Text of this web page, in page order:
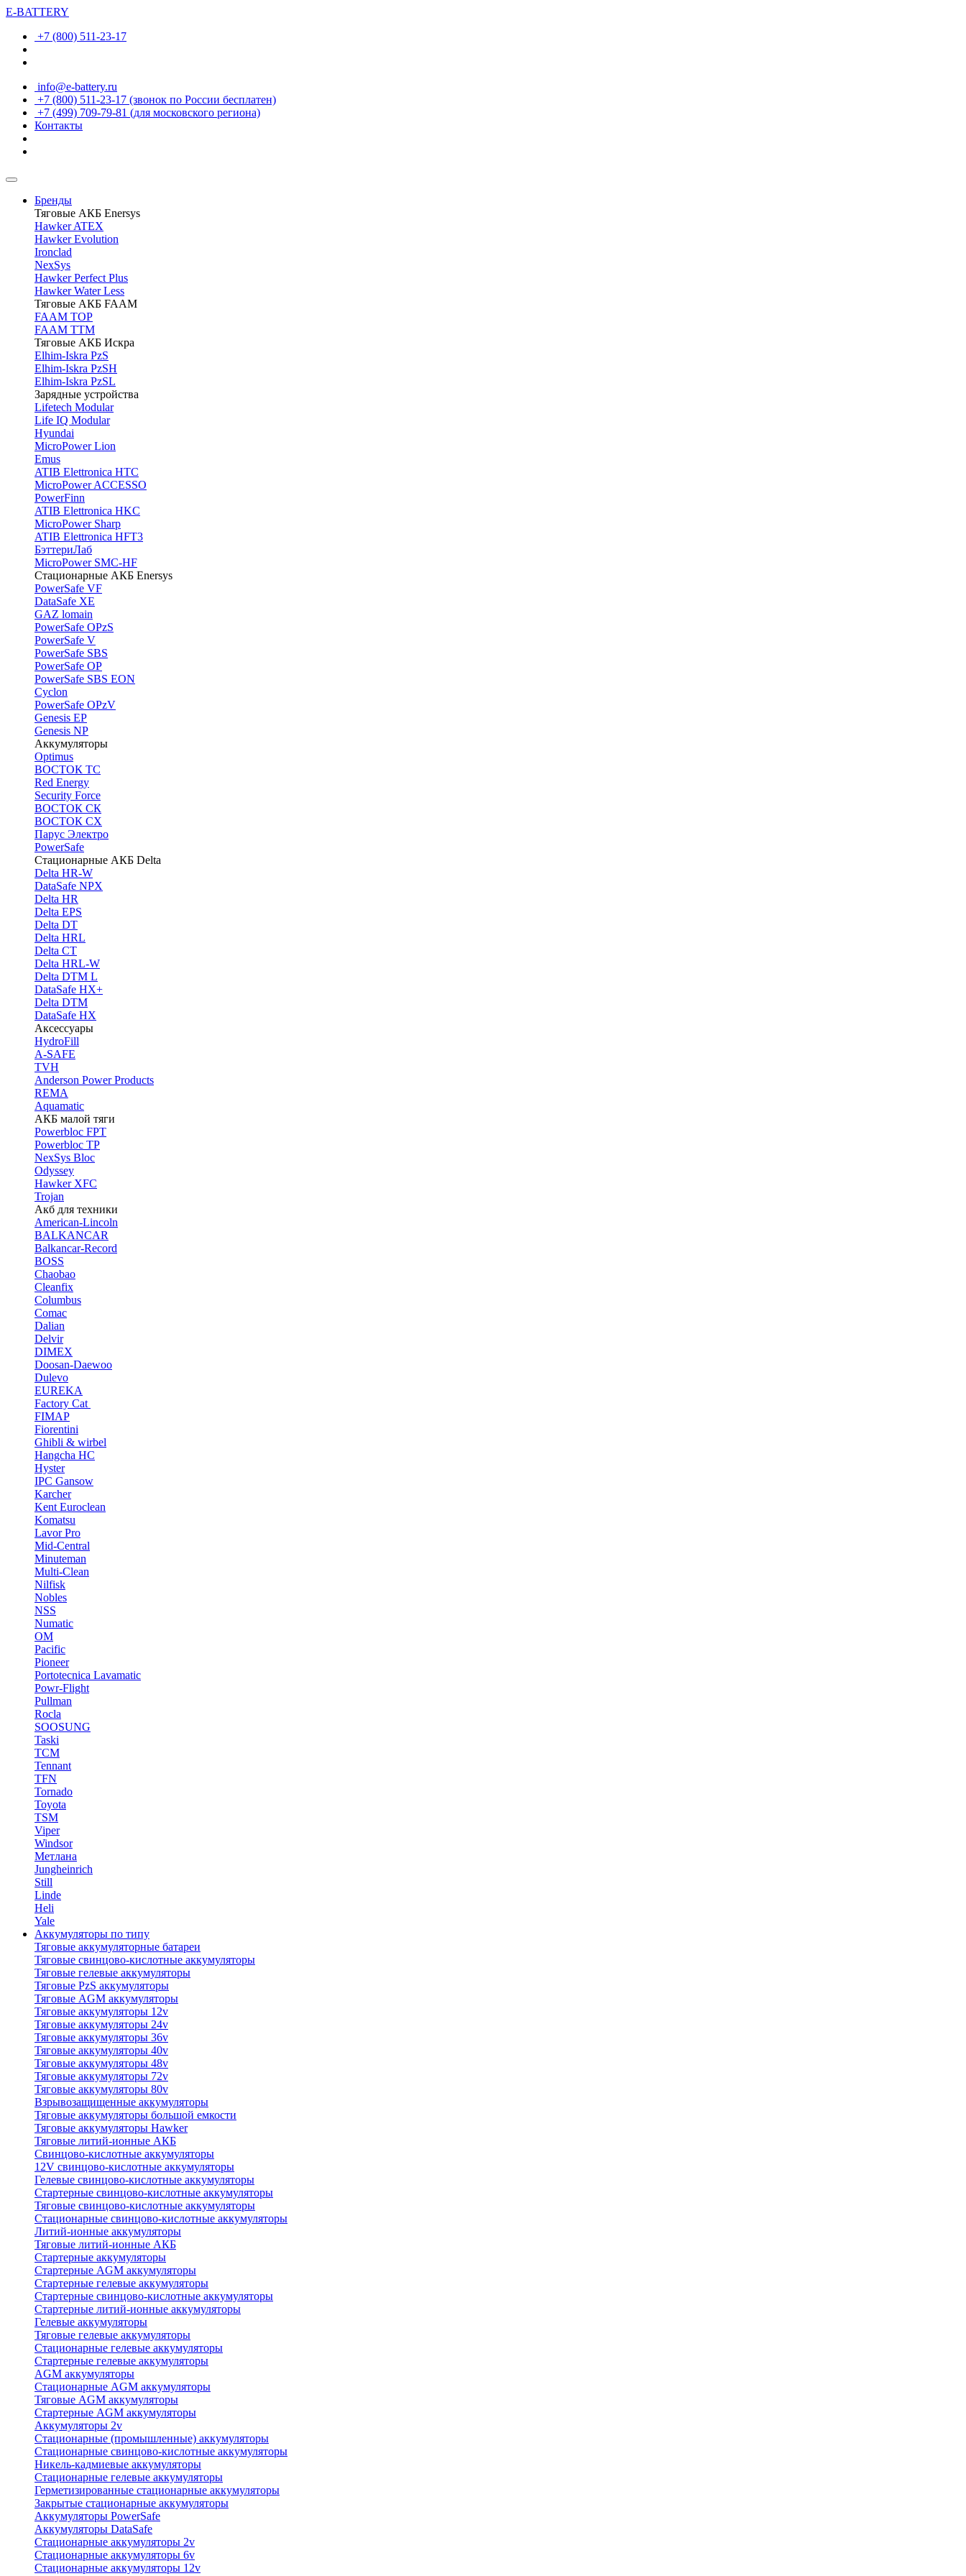
E-BATTERY
+7 (800) 511-23-17
info@e-battery.ru
+7 (800) 511-23-17 (звонок по России бесплатен)
+7 (499) 709-79-81 (для московского региона)
Контакты
Бренды
Тяговые АКБ Enersys
Hawker ATEX
Hawker Evolution
Ironclad
NexSys
Hawker Perfect Plus
Hawker Water Less
Тяговые АКБ FAAM
FAAM TOP
FAAM TTM
Тяговые АКБ Искра
Elhim-Iskra PzS
Elhim-Iskra PzSH
Elhim-Iskra PzSL
Зарядные устройства
Lifetech Modular
Life IQ Modular
Hyundai
MicroPower Lion
Emus
ATIB Elettronica HTC
MicroPower ACCESSO
PowerFinn
ATIB Elettronica HKC
MicroPower Sharp
ATIB Elettronica HFT3
БэттериЛаб
MicroPower SMC-HF
Стационарные АКБ Enersys
PowerSafe VF
DataSafe XE
GAZ lomain
PowerSafe OPzS
PowerSafe V
PоwerSafe SBS
PowerSafe OP
PоwerSafe SBS EON
Cyclon
PowerSafe OPzV
Genesis EP
Genesis NP
Аккумуляторы
Optimus
ВОСТОК ТС
Red Energy
Security Force
ВОСТОК СК
ВОСТОК СХ
Парус Электро
PowerSafe
Стационарные АКБ Delta
Delta HR-W
DataSafe NPX
Delta HR
Delta EPS
Delta DT
Delta HRL
Delta CT
Delta HRL-W
Delta DTM L
DataSafe HX+
Delta DTM
DataSafe HX
Аксессуары
HydroFill
A-SAFE
TVH
Anderson Power Products
REMA
Aquamatic
АКБ малой тяги
Powerbloc FPT
Powerbloc TP
NexSys Bloc
Odyssey
Hawker XFC
Trojan
Акб для техники
American-Lincoln
BALKANCAR
Balkancar-Record
BOSS
Chaobao
Cleanfix
Columbus
Comac
Dalian
Delvir
DIMEX
Doosan-Daewoo
Dulevo
EUREKA
Factory Cat
FIMAP
Fiorentini
Ghibli & wirbel
Hangcha HC
Hyster
IPC Gansow
Karcher
Kent Euroclean
Komatsu
Lavor Pro
Mid-Central
Minuteman
Multi-Clean
Nilfisk
Nobles
NSS
Numatic
OM
Pacific
Pioneer
Portotecnica Lavamatic
Powr-Flight
Pullman
Rocla
SOOSUNG
Taski
TCM
Tennant
TFN
Tornado
Toyota
TSM
Viper
Windsor
Метлана
Jungheinrich
Still
Linde
Heli
Yale
Аккумуляторы по типу
Тяговые аккумуляторные батареи
Тяговые свинцово-кислотные аккумуляторы
Тяговые гелевые аккумуляторы
Тяговые PzS аккумуляторы
Тяговые AGM аккумуляторы
Тяговые аккумуляторы 12v
Тяговые аккумуляторы 24v
Тяговые аккумуляторы 36v
Тяговые аккумуляторы 40v
Тяговые аккумуляторы 48v
Тяговые аккумуляторы 72v
Тяговые аккумуляторы 80v
Взрывозащищенные аккумуляторы
Тяговые аккумуляторы большой емкости
Тяговые аккумуляторы Hawker
Тяговые литий-ионные АКБ
Свинцово-кислотные аккумуляторы
12V свинцово-кислотные аккумуляторы
Гелевые свинцово-кислотные аккумуляторы
Стартерные свинцово-кислотные аккумуляторы
Тяговые свинцово-кислотные аккумуляторы
Стационарные свинцово-кислотные аккумуляторы
Литий-ионные аккумуляторы
Тяговые литий-ионные АКБ
Стартерные аккумуляторы
Стартерные AGM аккумуляторы
Стартерные гелевые аккумуляторы
Стартерные свинцово-кислотные аккумуляторы
Стартерные литий-ионные аккумуляторы
Гелевые аккумуляторы
Тяговые гелевые аккумуляторы
Стационарные гелевые аккумуляторы
Стартерные гелевые аккумуляторы
AGM аккумуляторы
Стационарные AGM аккумуляторы
Тяговые AGM аккумуляторы
Стартерные AGM аккумуляторы
Аккумуляторы 2v
Стационарные (промышленные) аккумуляторы
Стационарные свинцово-кислотные аккумуляторы
Никель-кадмиевые аккумуляторы
Стационарные гелевые аккумуляторы
Герметизированные стационарные аккумуляторы
Закрытые стационарные аккумуляторы
Аккумуляторы PowerSafe
Аккумуляторы DataSafe
Стационарные аккумуляторы 2v
Стационарные аккумуляторы 6v
Стационарные аккумуляторы 12v